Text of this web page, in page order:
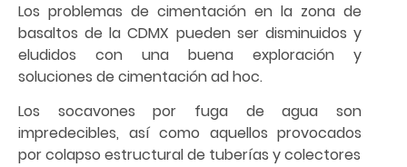
Los problemas de cimentación en la zona de
basaltos de la CDMX pueden ser disminuidos y
eludidos con una buena exploración y
soluciones de cimentación ad hoc.
Los socavones por fuga de agua son
impredecibles, así como aquellos provocados
por colapso estructural de tuberías y colectores